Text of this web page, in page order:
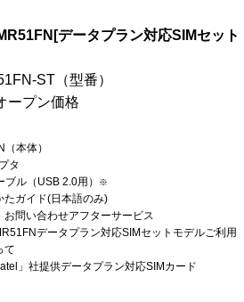
データプラン対応SIMセット
ST（型番）
ープン価格
（本体）
タ
ブル（USB 2.0用）
※
たガイド(日本語のみ)
お問い合わせアフターサービス
データプラン対応SIMセットモデルご利用
て
」社提供データプラン対応SIMカード